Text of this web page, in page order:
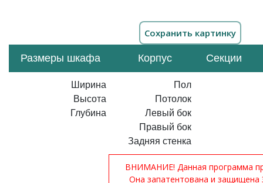
Размеры шкафа Корпус Секции
Ширина
Высота
Глубина
Пол
Потолок
Левый бок
Правый бок
Задняя стенка
ВНИМАНИЕ! Данная программа
Она запатентована и